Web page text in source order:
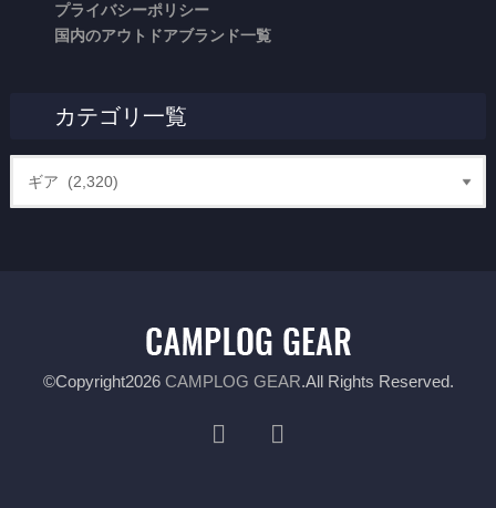
プライバシーポリシー
国内のアウトドアブランド一覧
カテゴリ一覧
©Copyright2026 CAMPLOG GEAR.All Rights Reserved.